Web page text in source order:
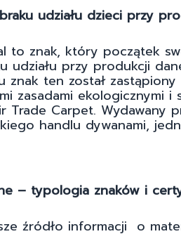
udziału dzieci przy
to znak, który początek
udziału przy produkcji
znak ten został
zasadami ekologicznymi i
Trade Carpet. Wydawany
handlu dywanami,
– typologia znaków i
źródło informacji o